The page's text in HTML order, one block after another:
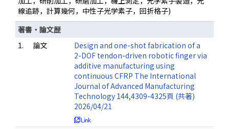
線追跡，計算幾何，中性子光学素子，回折格子)
著書・論文歴
1.
論文
Design and one-shot fabrication of a
2-DOF tendon-driven robotic finger via
additive manufacturing using
continuous CFRP The International
Journal of Advanced Manufacturing
Technology 144,4309-4325頁 (共著)
2026/04/21